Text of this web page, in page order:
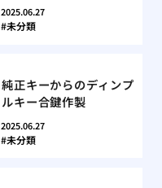
2025.06.27
未分類
純正キーからのディンプ
ルキー合鍵作製
2025.06.27
未分類